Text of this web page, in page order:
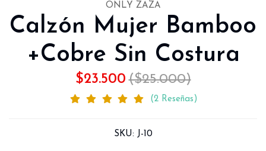
ONLY ZAZA
Calzón Mujer Bamboo
+Cobre Sin Costura
$23.500 ($25.000)
(2 Reseñas)
SKU: J-10